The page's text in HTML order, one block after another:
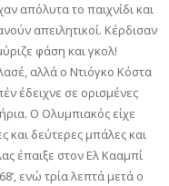
απόλυτα το παιχνίδι και
απειλητικοί. Κέρδισαν
φάση και γκολ!
αλλά ο Ντιόγκο Κόστα
έδειχνε σε ορισμένες
Ο Ολυμπιακός είχε
και δεύτερες μπάλες και
έπαιξε στον Ελ Κααμπί
ενώ τρία λεπτά μετά ο